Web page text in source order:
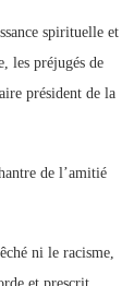
spirituelle et
les préjugés de
président de la
de l’amitié
ni le racisme,